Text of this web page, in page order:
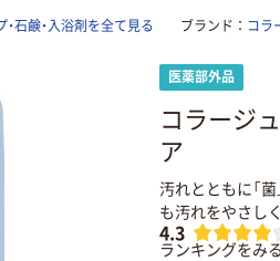
石鹸・入浴剤を全て見る ブランド コラ
医薬部外品
コラージ
ア
汚れとともに「
も汚れをやさし
4.3
ランキングをみる